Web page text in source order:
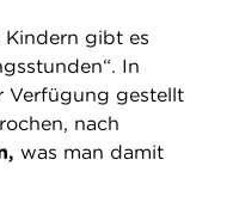
gibt es
In
Verfügung gestellt
nach
was man damit